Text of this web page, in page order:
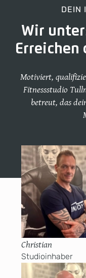
DEIN
Wir
Erreichen
Motiviert,
Fitnessstudio
betreut, das
Christian
Studioinhaber